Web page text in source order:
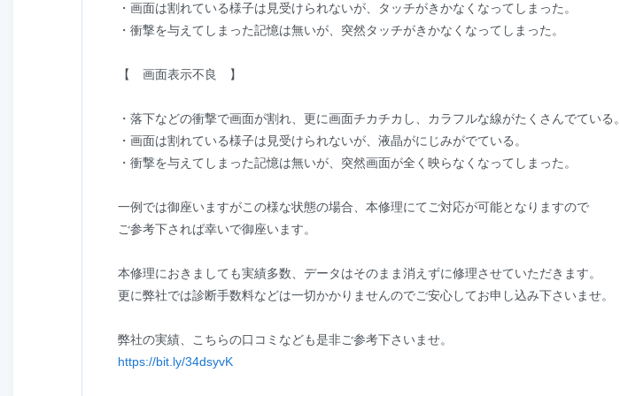
・画面は割れている様子は見受けられないが、タッチがきかなくなってしまった。
・衝撃を与えてしまった記憶は無いが、突然タッチがきかなくなってしまった。
【 画面表示不良 】
・落下などの衝撃で画面が割れ、更に画面チカチカし、カラフルな線がたくさんでている。
・画面は割れている様子は見受けられないが、液晶がにじみがでている。
・衝撃を与えてしまった記憶は無いが、突然画面が全く映らなくなってしまった。
一例では御座いますがこの様な状態の場合、本修理にてご対応が可能となりますので
ご参考下されば幸いで御座います。
本修理におきましても実績多数、データはそのまま消えずに修理させていただきます。
更に弊社では診断手数料などは一切かかりませんのでご安心してお申し込み下さいませ。
弊社の実績、こちらの口コミなども是非ご参考下さいませ。
https://bit.ly/34dsyvK